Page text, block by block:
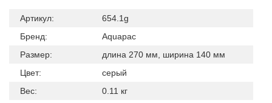
Артикул:
654.1g
Бренд:
Aquapac
Размер:
длина 270 мм, ширина 140 мм
Цвет:
серый
Вес:
0.11 кг